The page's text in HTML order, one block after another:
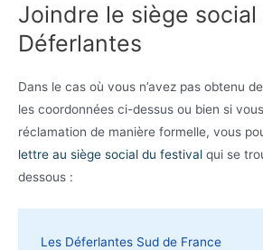
Joindre le siège social
Déferlantes
Dans le cas où vous n’avez pas obtenu
les coordonnées ci-dessus ou bien si
réclamation de manière formelle, vous
lettre au siège social du festival qui se
dessous :
Les Déferlantes Sud de France